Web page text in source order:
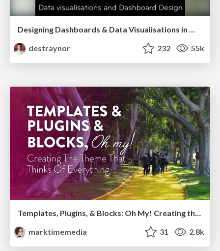
Designing Dashboards & Data Visualisations in Web Apps
destraynor
232 55k
marktimemedia
31 2.8k